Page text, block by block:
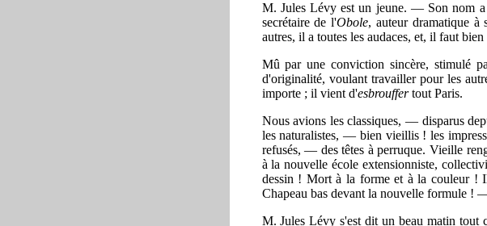
M. Jules Lévy est un jeune. — Son nom a
secrétaire de l'Obole, auteur dramatique à
autres, il a toutes les audaces, et, il faut
Mû par une conviction sincère, stimulé
d'originalité, voulant travailler pour les
importe ; il vient d'esbrouffertout Paris.
Nous avions les classiques, — disparus
les naturalistes, — bien vieillis ! les
refusés, — des têtes à perruque. Vieille
à la nouvelle école extensionniste,
dessin ! Mort à la forme et à la couleur !
Chapeau bas devant la nouvelle formule !
M. Jules Lévy s'est dit un beau matin tout